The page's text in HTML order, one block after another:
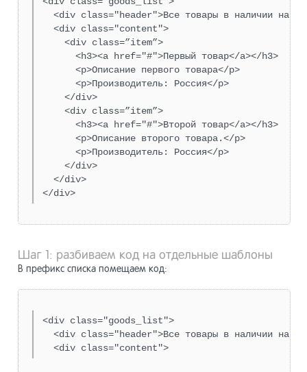
16 Списки
Система
Прочие
21
сайты
Сайты
Shortpage
Прочее
<div class="header">Все товары в наличии на
<div class="content">
<div class=”item”>
<h3><a href="#">Первый товар</a></h3>
<p>Описание первого товара</p>
<p>Производитель: Россия</p>
</div>
<div class=”item”>
<h3><a href="#">Второй товар</a></h3>
<p>Описание второго товара.</p>
<p>Производитель: Россия</p>
</div>
</div>
Шаг 1: разбиваем код на отдельные шаблоны
В префикс списка помещаем код:
<div class="goods_list">
<div class="header">Все товары в наличии на